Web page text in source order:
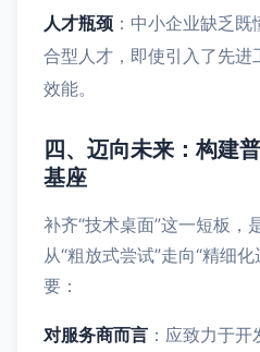
人才瓶颈 ：中小企业缺乏
合型人才，即使引入了先
效能。
四、迈向未来：构建
基座
补齐“技术桌面”这一短板，
从“粗放式尝试”走向“精细
要：
对服务商而言 ：应致力于